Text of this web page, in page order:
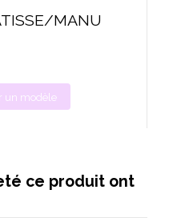
MANU
un modèle
ce produit ont